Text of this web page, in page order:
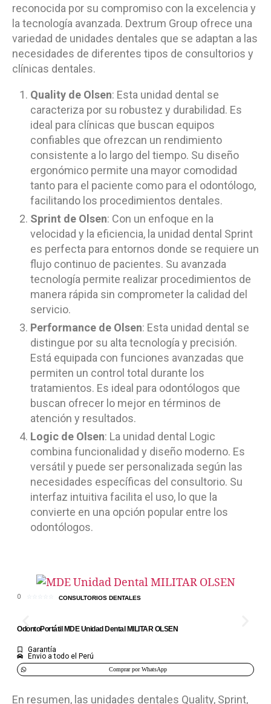
reconocida por su compromiso con la excelencia y
la tecnología avanzada. Dextrum Group ofrece una
variedad de unidades dentales que se adaptan a las
necesidades de diferentes tipos de consultorios y
clínicas dentales.
Quality de Olsen: Esta unidad dental se
caracteriza por su robustez y durabilidad. Es
ideal para clínicas que buscan equipos
confiables que ofrezcan un rendimiento
consistente a lo largo del tiempo. Su diseño
ergonómico permite una mayor comodidad
tanto para el paciente como para el odontólogo,
facilitando los procedimientos dentales.
Sprint de Olsen: Con un enfoque en la
velocidad y la eficiencia, la unidad dental Sprint
es perfecta para entornos donde se requiere un
flujo continuo de pacientes. Su avanzada
tecnología permite realizar procedimientos de
manera rápida sin comprometer la calidad del
servicio.
Performance de Olsen: Esta unidad dental se
distingue por su alta tecnología y precisión.
Está equipada con funciones avanzadas que
permiten un control total durante los
tratamientos. Es ideal para odontólogos que
buscan ofrecer lo mejor en términos de
atención y resultados.
Logic de Olsen: La unidad dental Logic
combina funcionalidad y diseño moderno. Es
versátil y puede ser personalizada según las
necesidades específicas del consultorio. Su
interfaz intuitiva facilita el uso, lo que la
convierte en una opción popular entre los
odontólogos.
0 CONSULTORIOS DENTALES
OdontoPortátil MDE Unidad Dental MILITAR OLSEN
Garantía
Envio a todo el Perú
Comprar por WhatsApp
En resumen, las unidades dentales Quality, Sprint,